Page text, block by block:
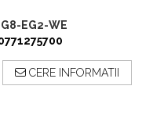
EG2-WE
CERE INFORMATII